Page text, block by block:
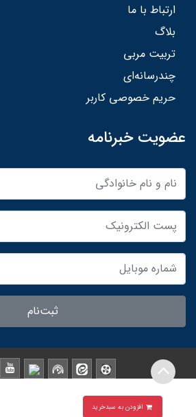
ارتباط با ما
بلاگ
تربیت مربی
چندرسانه‌ای
حریم خصوصی کاربر
عضویت خبرنامه
ثبت‌نام